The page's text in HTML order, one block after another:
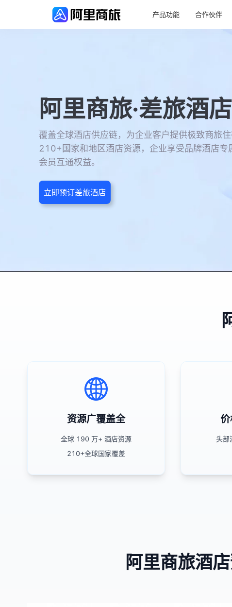
产品功能 合作伙伴
阿里商旅·差旅酒
覆盖全球酒店供应链，为企业客户提供极致商旅
210+国家和地区酒店资源，企业享受品牌酒店专
会员互通权益。
立即预订差旅酒店
资源广覆盖全
全球 190 万+ 酒店资源
210+全球国家覆盖
头部
阿里商旅酒